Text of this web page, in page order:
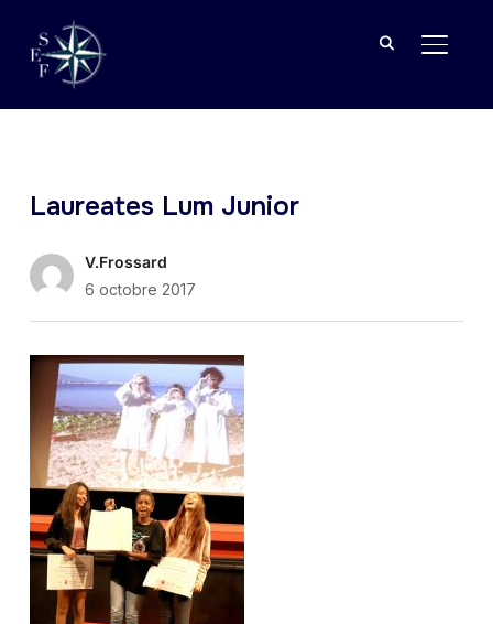
Laureates Lum Junior
V.Frossard
6 octobre 2017